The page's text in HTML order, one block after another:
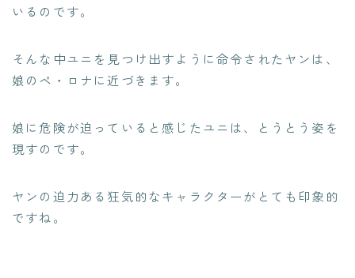
いるのです。
そんな中ユニを見つけ出すように命令されたヤンは、
娘のペ・ロナに近づきます。
娘に危険が迫っていると感じたユニは、とうとう姿を
現すのです。
ヤンの迫力ある狂気的なキャラクターがとても印象的
ですね。